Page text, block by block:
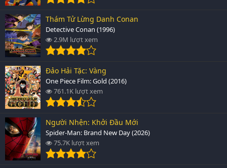
Thám Tử Lừng Danh Conan
Detective Conan (1996)
2.9M lượt xem
Đảo Hải Tặc: Vàng
One Piece Film: Gold (2016)
761.1K lượt xem
Người Nhện: Khởi Đầu Mới
Spider-Man: Brand New Day (2026)
75.7K lượt xem